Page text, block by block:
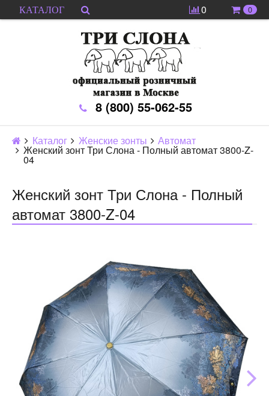
КАТАЛОГ 0 0
8 (800) 55-062-55
Каталог Женские зонты Автомат
Женский зонт Три Слона - Полный автомат 3800-Z-
04
Женский зонт Три Слона - Полный
автомат 3800-Z-04